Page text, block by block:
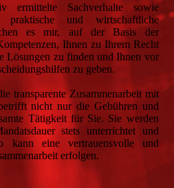
ermittelte Sachverhalte sowie
praktische und wirtschaftliche
es mir, auf der Basis der
Ihnen zu Ihrem Recht
Lösungen zu finden und Ihnen vor
zu geben.
transparente Zusammenarbeit mit
nicht nur die Gebühren und
Tätigkeit für Sie. Sie werden
stets unterrichtet und
kann eine vertrauensvolle und
erfolgen.